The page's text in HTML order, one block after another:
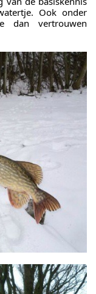
Ook onder
dan vertrouwen